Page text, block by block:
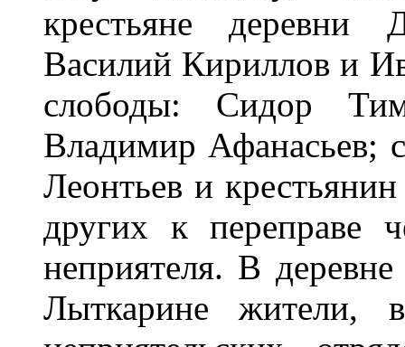
крестьяне деревни
Василий Кириллов и
слободы: Сидор
Владимир Афанасьев;
Леонтьев и
других к переправе
неприятеля. В
Лыткарине жители,